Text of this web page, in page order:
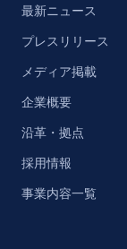
最新ニュース
プレスリリース
メディア掲載
企業概要
沿革・拠点
採用情報
事業内容一覧